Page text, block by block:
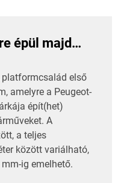
épül majd…
platformcsalád első
amelyre a Peugeot-
épít(het)
A
a teljes
között variálható,
ig emelhető.